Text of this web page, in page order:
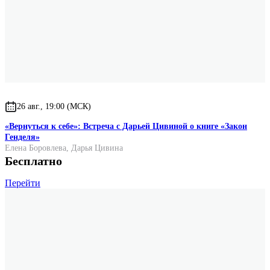
26 авг., 19:00 (МСК)
«Вернуться к себе»: Встреча с Дарьей Цивиной о книге «Закон
Генделя»
Елена Боровлева, Дарья Цивина
Бесплатно
Перейти